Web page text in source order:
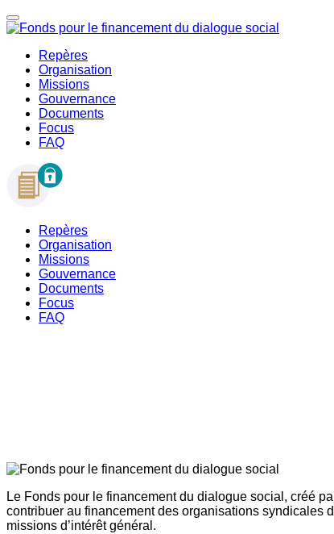
Repères
Organisation
Missions
Gouvernance
Documents
Focus
FAQ
Repères
Organisation
Missions
Gouvernance
Documents
Focus
FAQ
Le Fonds pour le financement du dialogue social, créé
contribuer au financement des organisations syndicales
missions d’intérêt général.